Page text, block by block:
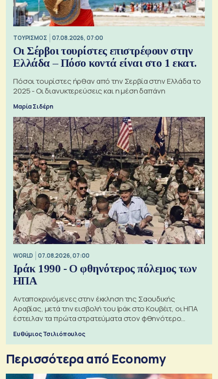
ΤΟΥΡΙΣΜΟΣ 07.08.2026, 07:00
Οι Σέρβοι τουρίστες επιστρέφουν στην
Ελλάδα – Πόσο κοντά είναι στο 1 εκατ.
Πόσοι τουρίστες ήρθαν από την Σερβία στην Ελλάδα το
2025 - Οι διανυκτερεύσεις και η μέση δαπάνη
Μαρία Σιδέρη
WORLD 07.08.2026, 07:00
Ιράκ 1990 - Ο φθηνότερος πόλεμος των
ΗΠΑ
Ανταποκρινόμενες στην έκκληση της Σαουδικής
Αραβίας, μετά την εισβολή του Ιράκ στο Κουβέιτ, οι ΗΠΑ
έστειλαν τα πρώτα στρατεύματα στον φθηνότερο
Ευθύμιος Τσιλιόπουλος
Περισσότερα από Economy